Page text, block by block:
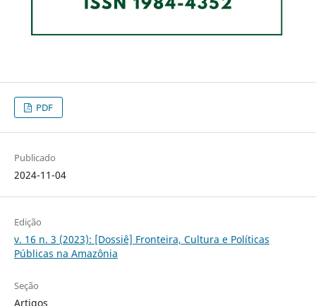
PDF
Publicado
2024-11-04
Edição
v. 16 n. 3 (2023): [Dossiê] Fronteira, Cultura e Políticas
Públicas na Amazônia
Seção
Artigos